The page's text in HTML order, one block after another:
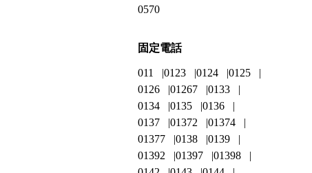
0570
固定電話
011 0123 0124
0125
0126
01267
0133
0134
0135
0136
0137
01372
01374
01377
0138
0139
01392
01397
01398